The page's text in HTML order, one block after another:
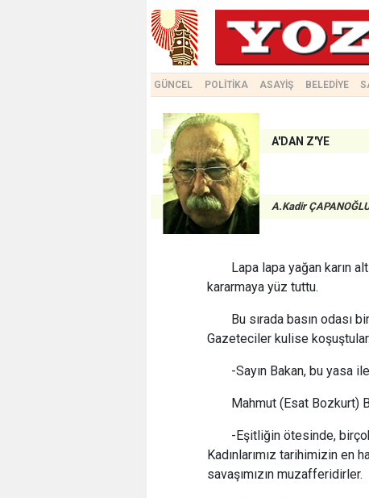
GÜNCEL POLİTİKA ASAYİŞ BELEDİYE
A'DAN Z'YE
A.Kadir
Lapa lapa yağan karın
kararmaya yüz tuttu.
Bu sırada basın odası
Gazeteciler kulise
-Sayın Bakan, bu yasa
Mahmut (Esat Bozkurt)
-Eşitliğin ötesinde,
Kadınlarımız tarihimizin en
savaşımızın muzafferidirler.